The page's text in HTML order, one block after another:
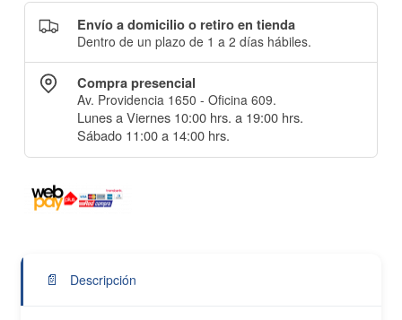
Envío a domicilio o retiro en tienda
Dentro de un plazo de 1 a 2 días hábiles.
Compra presencial
Av. Providencia 1650 - Oficina 609.
Lunes a Viernes 10:00 hrs. a 19:00 hrs.
Sábado 11:00 a 14:00 hrs.
📄 Descripción